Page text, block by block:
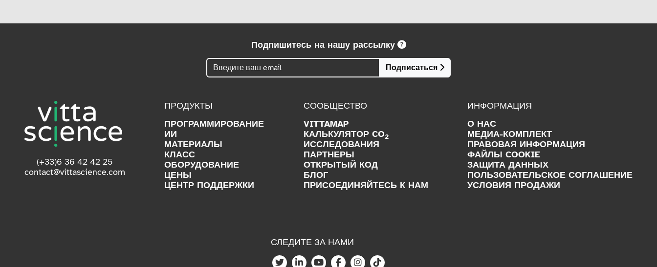
Подпишитесь на нашу рассылку
Подписаться
(+33)6 36 42 42 25
contact@vittascience.com
ПРОДУКТЫ
ПРОГРАММИРОВАНИЕ
ИИ
МАТЕРИАЛЫ
КЛАСС
ОБОРУДОВАНИЕ
ЦЕНЫ
ЦЕНТР ПОДДЕРЖКИ
СООБЩЕСТВО
VITTAMAP
КАЛЬКУЛЯТОР CO2
ИССЛЕДОВАНИЯ
ПАРТНЕРЫ
ОТКРЫТЫЙ КОД
БЛОГ
ПРИСОЕДИНЯЙТЕСЬ К НАМ
ИНФОРМАЦИЯ
О НАС
МЕДИА-КОМПЛЕКТ
ПРАВОВАЯ ИНФОРМАЦИЯ
ФАЙЛЫ COOKIE
ЗАЩИТА ДАННЫХ
ПОЛЬЗОВАТЕЛЬСКОЕ СОГЛАШЕНИЕ
УСЛОВИЯ ПРОДАЖИ
СЛЕДИТЕ ЗА НАМИ